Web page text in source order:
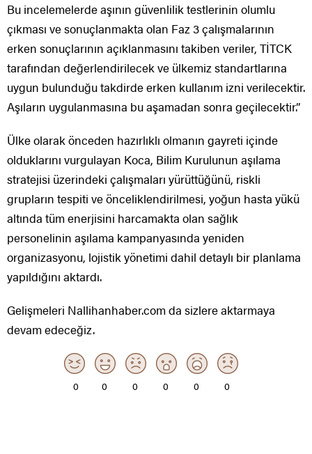
Bu incelemelerde aşının güvenlilik testlerinin olumlu
çıkması ve sonuçlanmakta olan Faz 3 çalışmalarının
erken sonuçlarının açıklanmasını takiben veriler, TİTCK
tarafından değerlendirilecek ve ülkemiz standartlarına
uygun bulunduğu takdirde erken kullanım izni verilecektir.
Aşıların uygulanmasına bu aşamadan sonra geçilecektir.”
Ülke olarak önceden hazırlıklı olmanın gayreti içinde
olduklarını vurgulayan Koca, Bilim Kurulunun aşılama
stratejisi üzerindeki çalışmaları yürüttüğünü, riskli
grupların tespiti ve önceliklendirilmesi, yoğun hasta yükü
altında tüm enerjisini harcamakta olan sağlık
personelinin aşılama kampanyasında yeniden
organizasyonu, lojistik yönetimi dahil detaylı bir planlama
yapıldığını aktardı.
Gelişmeleri Nallihanhaber.com da sizlere aktarmaya
devam edeceğiz.
0 0 0 0 0 0